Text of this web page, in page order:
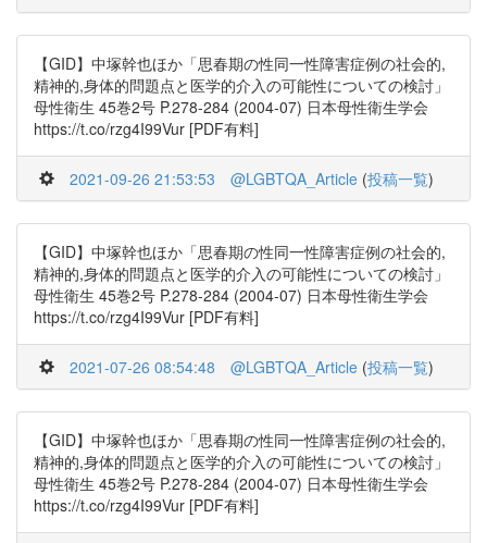
【GID】中塚幹也ほか「思春期の性同一性障害症例の社会的,
精神的,身体的問題点と医学的介入の可能性についての検討」
母性衛生 45巻2号 P.278-284 (2004-07) 日本母性衛生学会
https://t.co/rzg4I99Vur [PDF有料]
2021-09-26 21:53:53 @LGBTQA_Article (投稿一覧)
【GID】中塚幹也ほか「思春期の性同一性障害症例の社会的,
精神的,身体的問題点と医学的介入の可能性についての検討」
母性衛生 45巻2号 P.278-284 (2004-07) 日本母性衛生学会
https://t.co/rzg4I99Vur [PDF有料]
2021-07-26 08:54:48 @LGBTQA_Article (投稿一覧)
【GID】中塚幹也ほか「思春期の性同一性障害症例の社会的,
精神的,身体的問題点と医学的介入の可能性についての検討」
母性衛生 45巻2号 P.278-284 (2004-07) 日本母性衛生学会
https://t.co/rzg4I99Vur [PDF有料]